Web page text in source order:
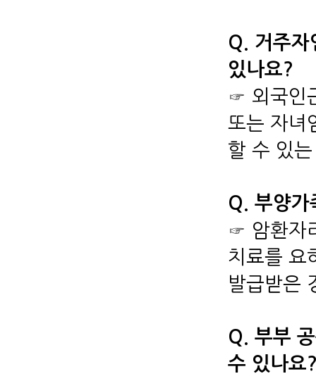
Q. 거주자
있나요?
☞ 외국인
또는 자녀
할 수 있
Q. 부양가
☞ 암환자
치료를 요
발급받은
Q. 부부
수 있나요